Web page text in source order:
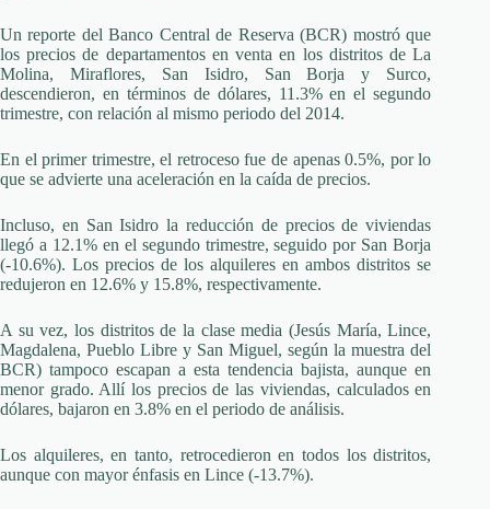
Un reporte del Banco Central de Reserva (BCR) mostró que
los precios de departamentos en venta en los distritos de La
Molina, Miraflores, San Isidro, San Borja y Surco,
descendieron, en términos de dólares, 11.3% en el segundo
trimestre, con relación al mismo periodo del 2014.
En el primer trimestre, el retroceso fue de apenas 0.5%, por lo
que se advierte una aceleración en la caída de precios.
Incluso, en San Isidro la reducción de precios de viviendas
llegó a 12.1% en el segundo trimestre, seguido por San Borja
(-10.6%). Los precios de los alquileres en ambos distritos se
redujeron en 12.6% y 15.8%, respectivamente.
A su vez, los distritos de la clase media (Jesús María, Lince,
Magdalena, Pueblo Libre y San Miguel, según la muestra del
BCR) tampoco escapan a esta tendencia bajista, aunque en
menor grado. Allí los precios de las viviendas, calculados en
dólares, bajaron en 3.8% en el periodo de análisis.
Los alquileres, en tanto, retrocedieron en todos los distritos,
aunque con mayor énfasis en Lince (-13.7%).